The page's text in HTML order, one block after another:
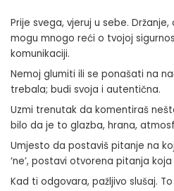
Prije svega, vjeruj u sebe. Držanje,
mogu mnogo reći o tvojoj
komunikaciji.
Nemoj glumiti ili se ponašati na
trebala; budi svoja i autentična.
Uzmi trenutak da komentiraš
bilo da je to glazba, hrana,
Umjesto da postaviš pitanje na
‘ne’, postavi otvorena pitanja
Kad ti odgovara, pažljivo slušaj.